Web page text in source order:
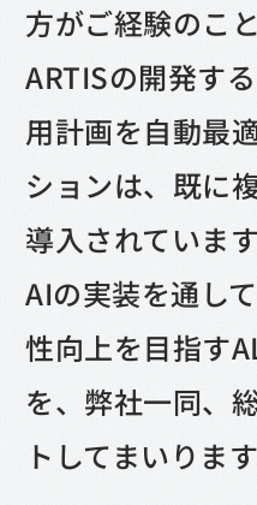
方がご経験のこ
ARTISの開発す
用計画を自動最
ションは、既に
導入されていま
AIの実装を通し
性向上を目指す
を、弊社一同、
トしてまいります